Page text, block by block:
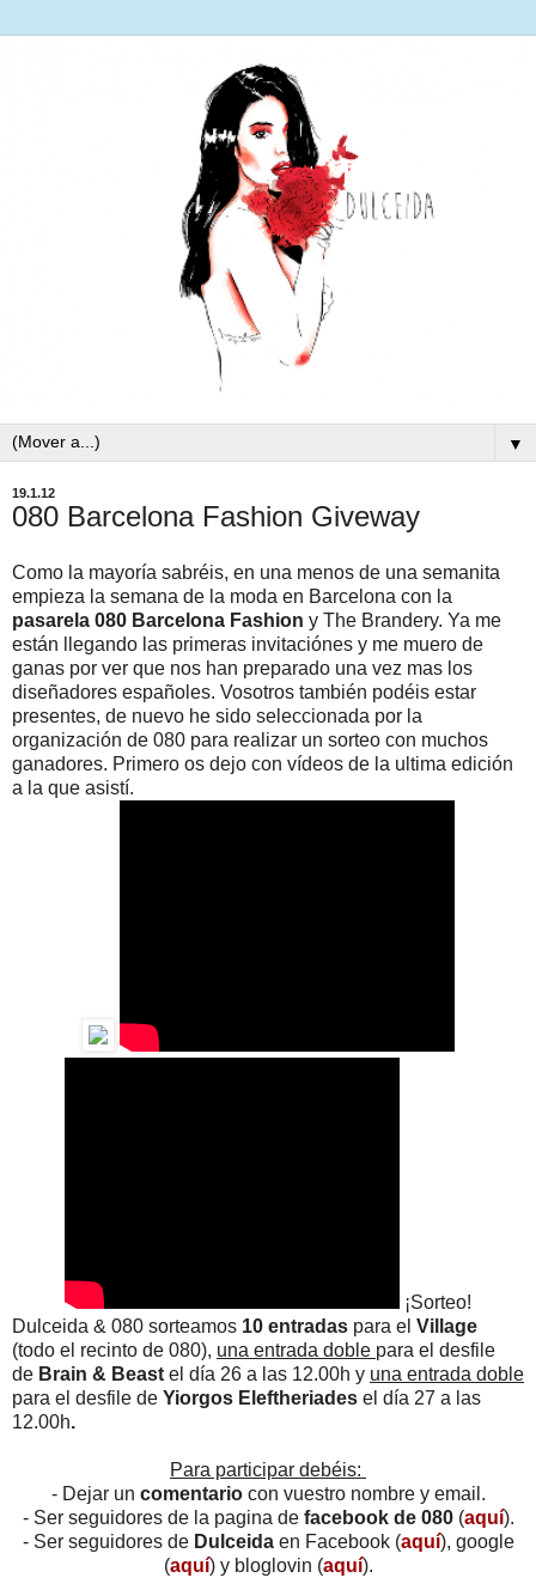
▼
19.1.12
080 Barcelona Fashion Giveway
Como la mayoría sabréis, en una menos de una semanita
empieza la semana de la moda en Barcelona con la
pasarela 080 Barcelona Fashion y The Brandery. Ya me
están llegando las primeras invitaciónes y me muero de
ganas por ver que nos han preparado una vez mas los
diseñadores españoles. Vosotros también podéis estar
presentes, de nuevo he sido seleccionada por la
organización de 080 para realizar un sorteo con muchos
ganadores. Primero os dejo con vídeos de la ultima edición
a la que asistí.
¡Sorteo!
Dulceida & 080 sorteamos 10 entradas para el Village
(todo el recinto de 080), una entrada doble para el desfile
de Brain & Beast el día 26 a las 12.00h y una entrada doble
para el desfile de Yiorgos Eleftheriades el día 27 a las
12.00h.
Para participar debéis:
- Dejar un comentariocon vuestro nombre y email.
- Ser seguidores de la pagina de facebook de 080(aquí).
- Ser seguidores de Dulceidaen Facebook (aquí), google
(aquí) y bloglovin (aquí).